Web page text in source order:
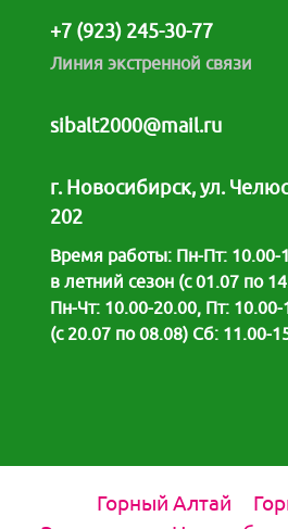
+7 (923) 245-30-77
Линия экстренной связи
sibalt2000@mail.ru
г. Новосибирск, ул.
202
Время работы: Пн-Пт: 10.00-
в летний сезон (с 01.07 по
Пн-Чт: 10.00-20.00, Пт: 10.00-
(с 20.07 по 08.08) Сб: 11.00-
Горный Алтай